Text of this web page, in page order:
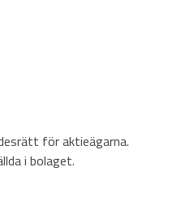
för aktieägarna.
i bolaget.